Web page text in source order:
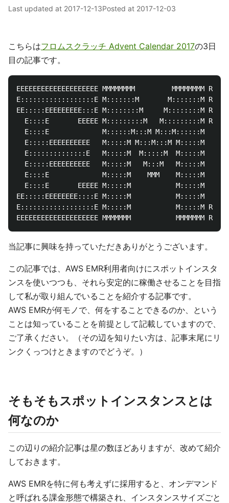
Last updated at 2017-12-13Posted at 2017-12-03
こちらはフロムスクラッチ Advent Calendar 2017の3日
目の記事です。
EEEEEEEEEEEEEEEEEEEE MMMMMMMM         MMMMMMMM
E::::::::::::::::::E M:::::::M       M:::::::M
EE:::::EEEEEEEEE:::E M::::::::M     M::::::::M
E::::E       EEEEE M:::::::::M   M:::::::::M
E::::E             M::::::M:::M M:::M::::::M
E:::::EEEEEEEEEE   M:::::M M:::M:::M M:::::M
E::::::::::::::E   M:::::M  M:::::M  M:::::M
E:::::EEEEEEEEEE   M:::::M   M:::M   M:::::M
E::::E             M:::::M    MMM    M:::::M
E::::E       EEEEE M:::::M           M:::::M
EE:::::EEEEEEEE::::E M:::::M           M:::::M
E::::::::::::::::::E M:::::M           M:::::M
当記事に興味を持っていただきありがとうございます。
この記事では、AWS EMR利用者向けにスポットインスタ
ンスを使いつつも、それら安定的に稼働させることを目指
して私が取り組んでいることを紹介する記事です。
AWS EMRが何モノで、何をすることできるのか、という
ことは知っていることを前提として記載していますので、
ご了承ください。（その辺を知りたい方は、記事末尾にリ
ンクくっつけときますのでどうぞ。）
そもそもスポットインスタンスとは
何なのか
この辺りの紹介記事は星の数ほどありますが、改めて紹介
しておきます。
AWS EMRを特に何も考えずに採用すると、オンデマンド
と呼ばれる課金形態で構築され、インスタンスサイズごと